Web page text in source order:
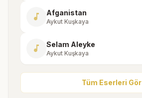
music_note Afganistan
Aykut Kuşkaya
music_note Selam Aleyke
Aykut Kuşkaya
Tüm Eserleri Gör